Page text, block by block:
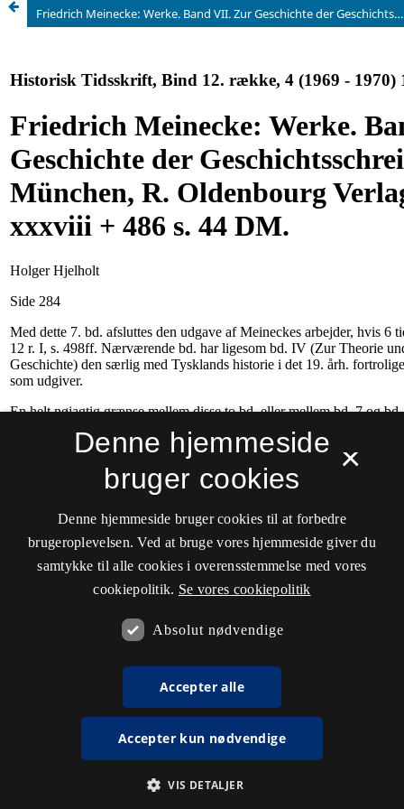
Friedrich Meinecke: Werke. Band VII. Zur Geschichte der Geschichtsschreibung. München, R. Oldenbourg Verlag, 1968. xxxviii + 486 s. 44 DM.
×
Denne hjemmeside
bruger cookies
Denne hjemmeside bruger cookies til at forbedre
brugeroplevelsen. Ved at bruge vores hjemmeside giver du
samtykke til alle cookies i overensstemmelse med vores
cookiepolitik. Se vores cookiepolitik
Absolut nødvendige
Accepter alle
Accepter kun nødvendige
VIS DETALJER